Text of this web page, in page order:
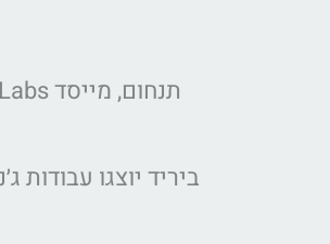
ביריד יוצגו עבודות